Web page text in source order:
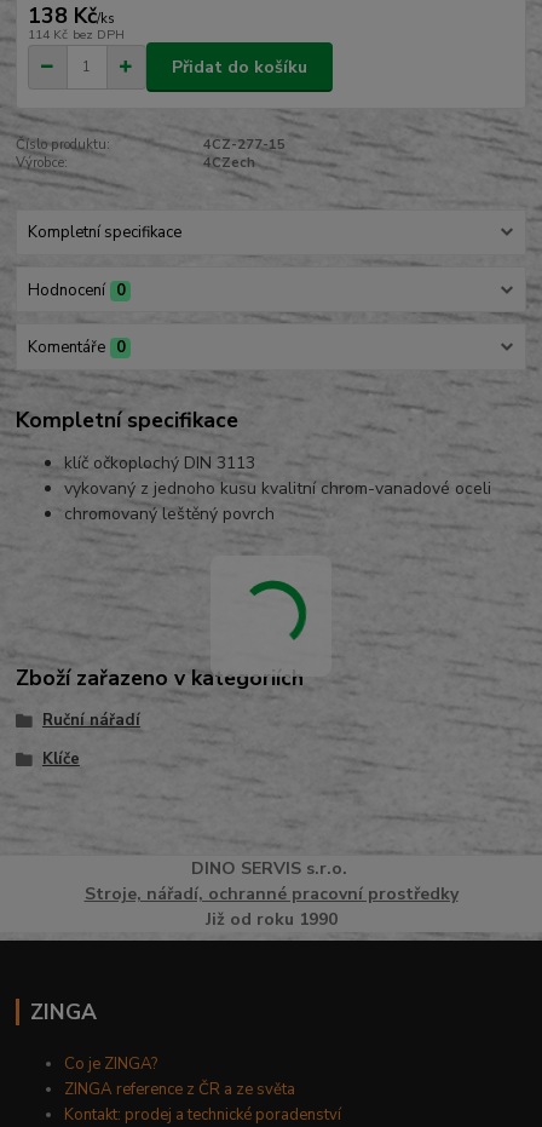
138 Kč/ks
114 Kč bez DPH
Přidat do košíku
Číslo produktu:
4CZ-277-15
Výrobce:
4CZech
Kompletní specifikace
Hodnocení 0
Komentáře 0
Kompletní specifikace
klíč očkoplochý DIN 3113
vykovaný z jednoho kusu kvalitní chrom-vanadové oceli
chromovaný leštěný povrch
Zboží zařazeno v kategoriích
Ruční nářadí
Klíče
DINO SERVISs.r.o.
Stroje, nářadí, ochranné pracovní prostředky
Již od roku 1990
ZINGA
Co je ZINGA?
ZINGA reference z ČR a ze světa
Kontakt: prodej a technické poradenství